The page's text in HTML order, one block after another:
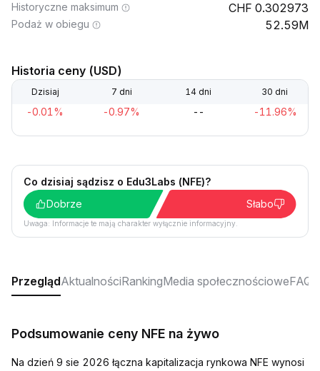
Historyczne maksimum 0.302973
Podaż w obiegu 52.59M
Historia ceny (USD)
Dzisiaj 7 dni 14 dni 30 dni
-0.01% -0.97% -- -11.96%
Co dzisiaj sądzisz o Edu3Labs (NFE)?
Dobrze
Słabo
Uwaga: Informacje te mają charakter wyłącznie informacyjny.
PrzeglądAktualnościRankingMedia społecznościoweFAQ
Podsumowanie ceny NFE na żywo
Na dzień 9 sie 2026 łączna kapitalizacja rynkowa NFE wynosi